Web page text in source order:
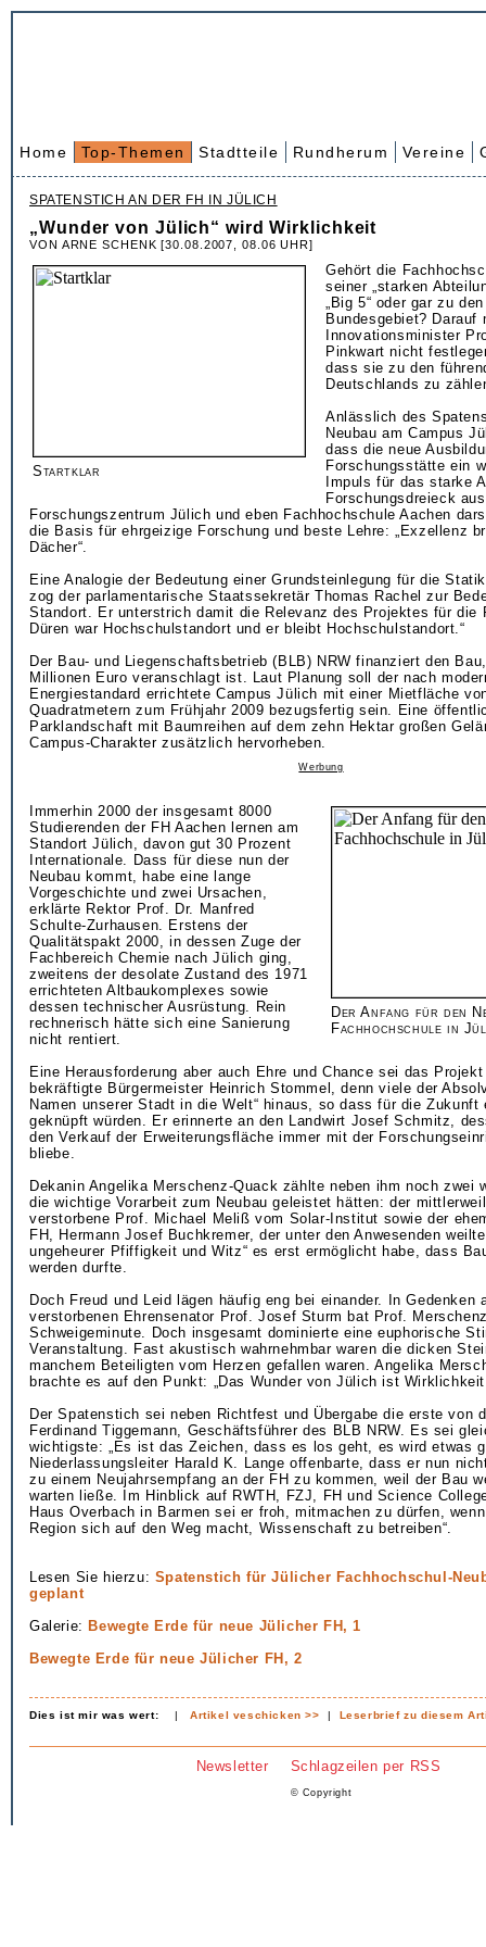
Home Top-Themen Stadtteile Rundherum Vereine
SPATENSTICH AN DER FH IN JÜLICH
„Wunder von Jülich“ wird Wirklichkeit
VON ARNE SCHENK [30.08.2007, 08.06 UHR]
Startklar
Gehört die
seiner „starken
„Big 5“ oder gar zu
Bundesgebiet? Darauf
Innovationsminister
Pinkwart nicht
dass sie zu den
Deutschlands zu
Anlässlich des
Neubau am Campus
dass die neue
Forschungsstätte ein
Impuls für das starke
Forschungsdreieck
Forschungszentrum Jülich und eben Fachhochschule Aachen
die Basis für ehrgeizige Forschung und beste Lehre: „Exzellenz
Dächer“.
Eine Analogie der Bedeutung einer Grundsteinlegung für die
zog der parlamentarische Staatssekretär Thomas Rachel zur
Standort. Er unterstrich damit die Relevanz des Projektes für die
Düren war Hochschulstandort und er bleibt Hochschulstandort.“
Der Bau- und Liegenschaftsbetrieb (BLB) NRW finanziert den
Millionen Euro veranschlagt ist. Laut Planung soll der nach
Energiestandard errichtete Campus Jülich mit einer Mietfläche
Quadratmetern zum Frühjahr 2009 bezugsfertig sein. Eine
Parklandschaft mit Baumreihen auf dem zehn Hektar großen
Campus-Charakter zusätzlich hervorheben.
Werbung
Der Anfang für den
Fachhochschule in
Immerhin 2000 der insgesamt 8000
Studierenden der FH Aachen lernen am
Standort Jülich, davon gut 30 Prozent
Internationale. Dass für diese nun der
Neubau kommt, habe eine lange
Vorgeschichte und zwei Ursachen,
erklärte Rektor Prof. Dr. Manfred
Schulte-Zurhausen. Erstens der
Qualitätspakt 2000, in dessen Zuge der
Fachbereich Chemie nach Jülich ging,
zweitens der desolate Zustand des 1971
errichteten Altbaukomplexes sowie
dessen technischer Ausrüstung. Rein
rechnerisch hätte sich eine Sanierung
nicht rentiert.
Eine Herausforderung aber auch Ehre und Chance sei das
bekräftigte Bürgermeister Heinrich Stommel, denn viele der
Namen unserer Stadt in die Welt“ hinaus, so dass für die Zukunft
geknüpft würden. Er erinnerte an den Landwirt Josef Schmitz,
den Verkauf der Erweiterungsfläche immer mit der
bliebe.
Dekanin Angelika Merschenz-Quack zählte neben ihm noch zwei
die wichtige Vorarbeit zum Neubau geleistet hätten: der
verstorbene Prof. Michael Meliß vom Solar-Institut sowie der
FH, Hermann Josef Buchkremer, der unter den Anwesenden
ungeheurer Pfiffigkeit und Witz“ es erst ermöglicht habe, dass
werden durfte.
Doch Freud und Leid lägen häufig eng bei einander. In Gedenken
verstorbenen Ehrensenator Prof. Josef Sturm bat Prof.
Schweigeminute. Doch insgesamt dominierte eine euphorische
Veranstaltung. Fast akustisch wahrnehmbar waren die dicken
manchem Beteiligten vom Herzen gefallen waren. Angelika
brachte es auf den Punkt: „Das Wunder von Jülich ist
Der Spatenstich sei neben Richtfest und Übergabe die erste von
Ferdinand Tiggemann, Geschäftsführer des BLB NRW. Es sei
wichtigste: „Es ist das Zeichen, dass es los geht, es wird etwas
Niederlassungsleiter Harald K. Lange offenbarte, dass er nun
zu einem Neujahrsempfang an der FH zu kommen, weil der Bau
warten ließe. Im Hinblick auf RWTH, FZJ, FH und Science
Haus Overbach in Barmen sei er froh, mitmachen zu dürfen,
Region sich auf den Weg macht, Wissenschaft zu betreiben“.
Lesen Sie hierzu: Spatenstich für Jülicher Fachhochschul-
geplant
Galerie: Bewegte Erde für neue Jülicher FH, 1
Bewegte Erde für neue Jülicher FH, 2
Dies ist mir was wert: |Artikel veschicken >> | Leserbrief zu diesem
Newsletter Schlagzeilen per RSS
© Copyright